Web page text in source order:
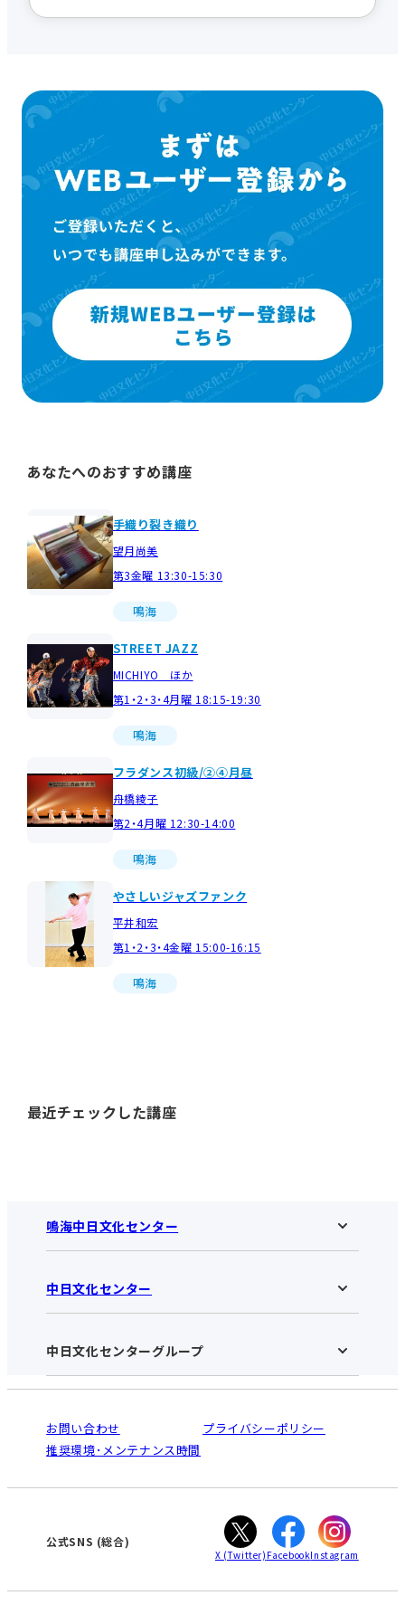
あなたへのおすすめ講座
手織り裂き織り
望月尚美
第3金曜 13:30-15:30
鳴海
STREET JAZZ
MICHIYO ほか
第1・2・3・4月曜 18:15-19:30
鳴海
フラダンス初級/②④月昼
舟橋綾子
第2・4月曜 12:30-14:00
鳴海
やさしいジャズファンク
平井和宏
第1・2・3・4金曜 15:00-16:15
鳴海
最近チェックした講座
鳴海中日文化センター
鳴海中日文化センターHOME
お知らせ
アクセス･営業時間
お申し込みの流れ
入会と受講のご案内
中日文化センター
中日文化センターHOME
中日文化センターとは
受講規約・会員特典
ご利用ガイド
オンライン講座受講の手順
WEBサイトのよくある質問
中日文化センターグループ
南大高
犬山
高蔵寺
大垣
津
お問い合わせ
プライバシーポリシー
推奨環境･メンテナンス時間
公式SNS (総合)
X (Twitter) FacebookInstagram